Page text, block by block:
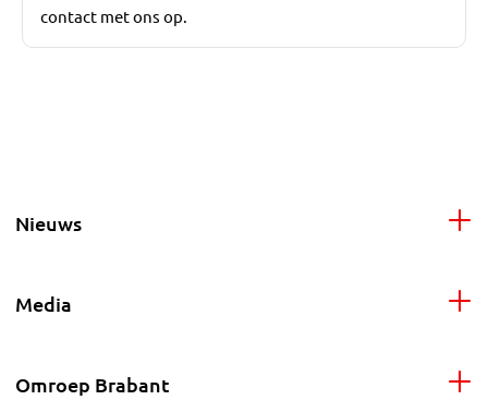
contact met ons op.
Nieuws
Media
Omroep Brabant